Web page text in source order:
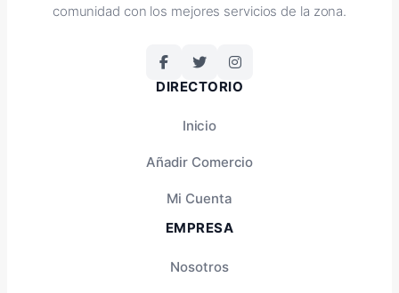
comunidad con los mejores servicios de la zona.
DIRECTORIO
Inicio
Añadir Comercio
Mi Cuenta
EMPRESA
Nosotros